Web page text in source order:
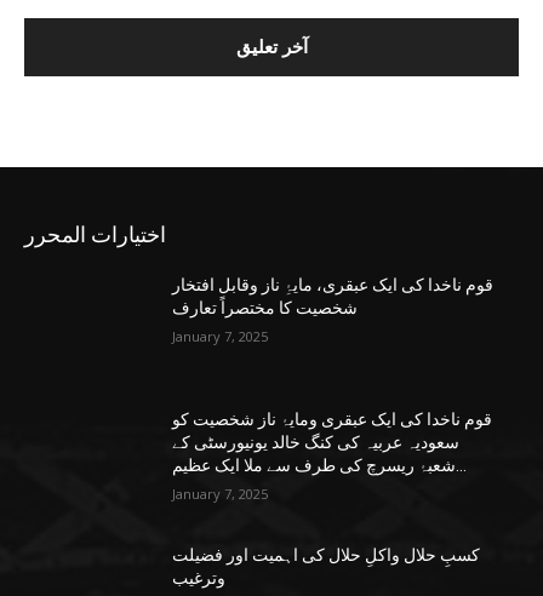
اختيارات المحرر
قوم ناخدا کی ایک عبقری، مایۂِ ناز وقابل افتخار
شخصیت کا مختصراً تعارف
January 7, 2025
قوم ناخدا کی ایک عبقری ومایۂ ناز شخصیت کو
سعودیہ عربیہ کی کنگ خالد یونیورسٹی کے
شعبۂ ریسرچ کی طرف سے ملا ایک عظیم...
January 7, 2025
کسبِ حلال واکلِ حلال کی اہمیت اور فضیلت
وترغیب